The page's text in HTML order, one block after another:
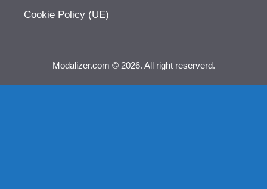
Cookie Policy (UE)
Modalizer.com © 2026. All right reserverd.